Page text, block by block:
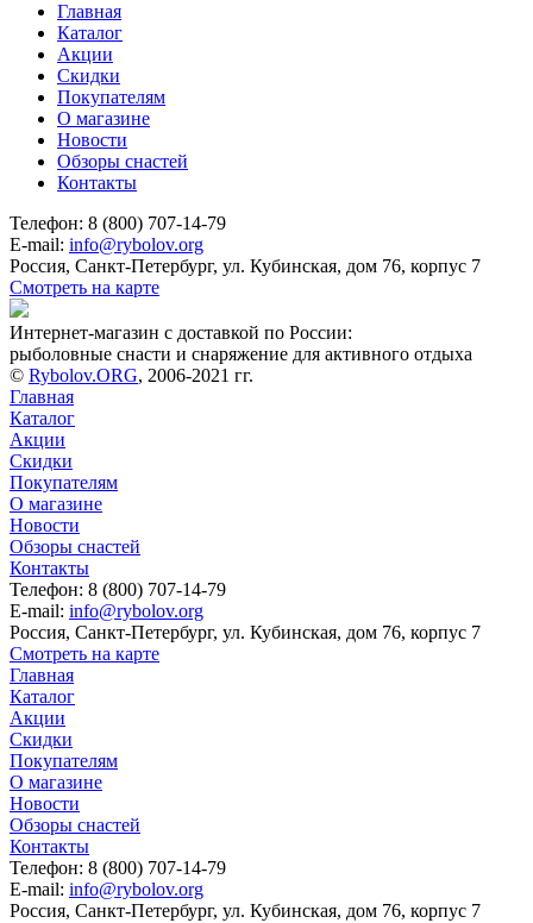
Главная
Каталог
Акции
Скидки
Покупателям
О магазине
Новости
Обзоры снастей
Контакты
Телефон: 8 (800) 707-14-79
E-mail: info@rybolov.org
Россия, Санкт-Петербург, ул. Кубинская, дом 76, корпус 7
Смотреть на карте
Интернет-магазин с доставкой по России:
рыболовные снасти и снаряжение для активного отдыха
© Rybolov.ORG, 2006-2021 гг.
Главная
Каталог
Акции
Скидки
Покупателям
О магазине
Новости
Обзоры снастей
Контакты
Телефон: 8 (800) 707-14-79
E-mail: info@rybolov.org
Россия, Санкт-Петербург, ул. Кубинская, дом 76, корпус 7
Смотреть на карте
Главная
Каталог
Акции
Скидки
Покупателям
О магазине
Новости
Обзоры снастей
Контакты
Телефон: 8 (800) 707-14-79
E-mail: info@rybolov.org
Россия, Санкт-Петербург, ул. Кубинская, дом 76, корпус 7